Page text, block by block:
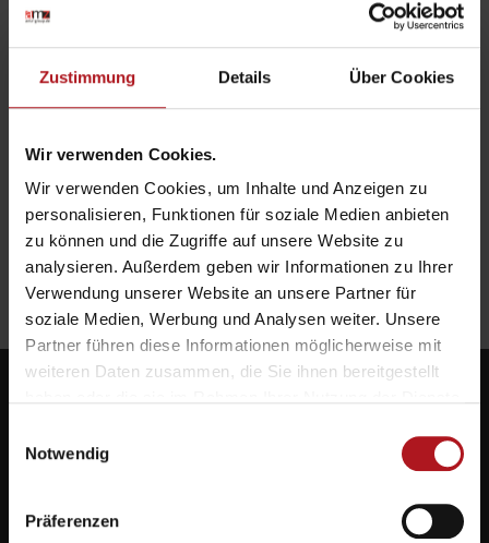
Zustimmung Details Über Cookies
Wir verwenden Cookies.
Wir verwenden Cookies, um Inhalte und Anzeigen zu
personalisieren, Funktionen für soziale Medien anbieten
zu können und die Zugriffe auf unsere Website zu
analysieren. Außerdem geben wir Informationen zu Ihrer
Verwendung unserer Website an unsere Partner für
soziale Medien, Werbung und Analysen weiter. Unsere
Partner führen diese Informationen möglicherweise mit
weiteren Daten zusammen, die Sie ihnen bereitgestellt
Notwendig
Präferenzen
LeiKaFlex 1465-RE – Nachhaltiger Schutz für die Hände
Innovativ & stark!
Payper 10-Spaces Sicherheitsschuhe – Zehnmal mehr
Raum für die Füße!
Systemlieferant für die Zukunft.